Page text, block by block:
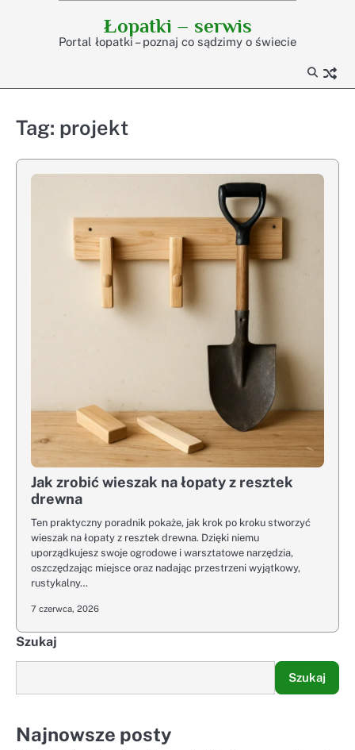
Łopatki – serwis
Portal łopatki – poznaj co sądzimy o świecie
Tag: projekt
Jak zrobić wieszak na łopaty z resztek
drewna
Ten praktyczny poradnik pokaże, jak krok po kroku stworzyć
wieszak na łopaty z resztek drewna. Dzięki niemu
uporządkujesz swoje ogrodowe i warsztatowe narzędzia,
oszczędzając miejsce oraz nadając przestrzeni wyjątkowy,
rustykalny…
7 czerwca, 2026
Szukaj
Szukaj
Najnowsze posty